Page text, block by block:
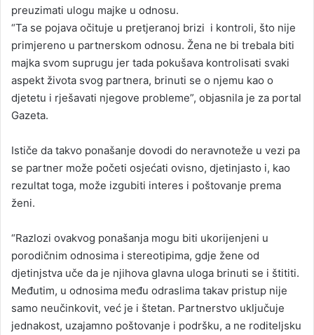
m
a
i
l
preuzimati ulogu majke u odnosu.
“Ta se pojava očituje u pretjeranoj brizi i kontroli, što nije
primjereno u partnerskom odnosu. Žena ne bi trebala biti
majka svom suprugu jer tada pokušava kontrolisati svaki
aspekt života svog partnera, brinuti se o njemu kao o
djetetu i rješavati njegove probleme”, objasnila je za portal
Gazeta.
Ističe da takvo ponašanje dovodi do neravnoteže u vezi pa
se partner može početi osjećati ovisno, djetinjasto i, kao
rezultat toga, može izgubiti interes i poštovanje prema
ženi.
“Razlozi ovakvog ponašanja mogu biti ukorijenjeni u
porodičnim odnosima i stereotipima, gdje žene od
djetinjstva uče da je njihova glavna uloga brinuti se i štititi.
Međutim, u odnosima među odraslima takav pristup nije
samo neučinkovit, već je i štetan. Partnerstvo uključuje
jednakost, uzajamno poštovanje i podršku, a ne roditeljsku